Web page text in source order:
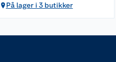
På lager i 3 butikker